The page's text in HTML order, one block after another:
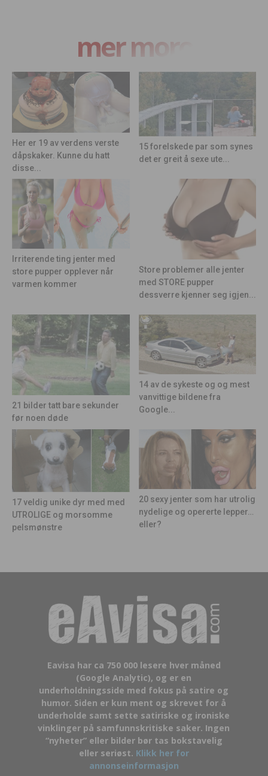
mer moro
Her er 19 av verdens verste
dåpskaker. Kunne du hatt
disse...
15 forelskede par som synes
det er greit å sexe ute...
Irriterende ting jenter med
store pupper opplever når
varmen kommer
Store problemer alle jenter
med STORE pupper
dessverre kjenner seg igjen...
21 bilder tatt bare sekunder
før noen døde
14 av de sykeste og og mest
vanvittige bildene fra
Google...
17 veldig unike dyr med med
UTROLIGE og morsomme
pelsmønstre
20 sexy jenter som har utrolig
nydelige og opererte lepper…
eller?
Eavisa har ca 750 000 lesere hver måned
(Google Analytic), og er en
underholdningsside med fokus på satire og
humor. Siden er kun ment og skrevet for å
underholde samt sette satiriske og ironiske
vinklinger på samfunnskritiske saker. Ingen
“nyheter” eller bilder bør tas bokstavelig
eller seriøst. Klikk her for
annonseinformasjon